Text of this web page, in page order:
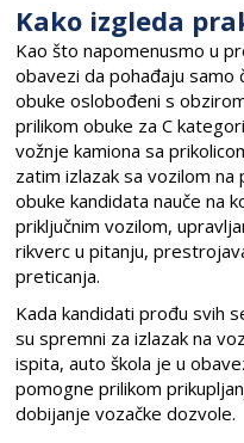
Kako izgleda
Kao što napomenusmo u
obavezi da pohađaju
obuke oslobođeni s
prilikom obuke za C
vožnje kamiona sa
zatim izlazak sa vozilom
obuke kandidata nauče na
priključnim vozilom,
rikverc u pitanju,
preticanja.
Kada kandidati prođu svih
su spremni za izlazak na
ispita, auto škola je u
pomogne prilikom
dobijanje vozačke dozvole.